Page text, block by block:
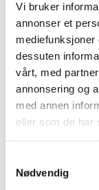
Vi bruker
annonser et
dessuten
vårt, med
annonsering og
med annen
eller som de har
Nødvendig
Sko
Om
Wrks
inn
Zircon
kr 1 599,00
—
kr
1 800
MINMAX
Farge